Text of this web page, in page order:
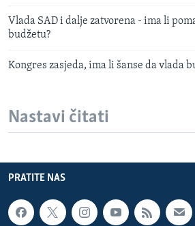
Vlada SAD i dalje zatvorena - ima li
budžetu?
Kongres zasjeda, ima li šanse da vlada
Nastavi čitati
PRATITE NAS